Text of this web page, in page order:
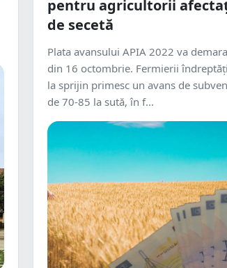
pentru agricultorii
de secetă
Plata avansului APIA 2022 va demara
din 16 octombrie. Fermierii
la sprijin primesc un avans de
de 70-85 la sută, în f...